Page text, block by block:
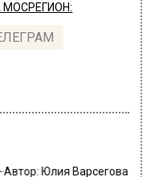
Автор:Юлия Варсегова